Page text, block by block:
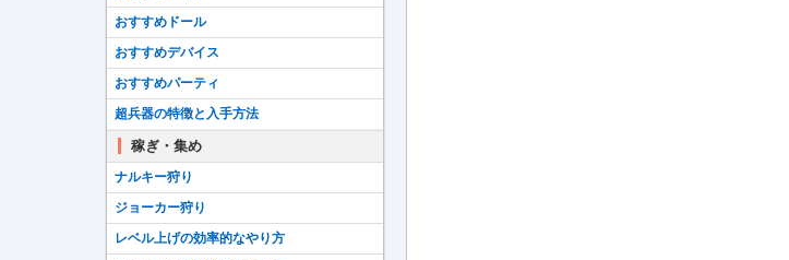
おすすめドール
おすすめデバイス
おすすめパーティ
超兵器の特徴と入手方法
稼ぎ・集め
ナルキー狩り
ジョーカー狩り
レベル上げの効率的なやり方